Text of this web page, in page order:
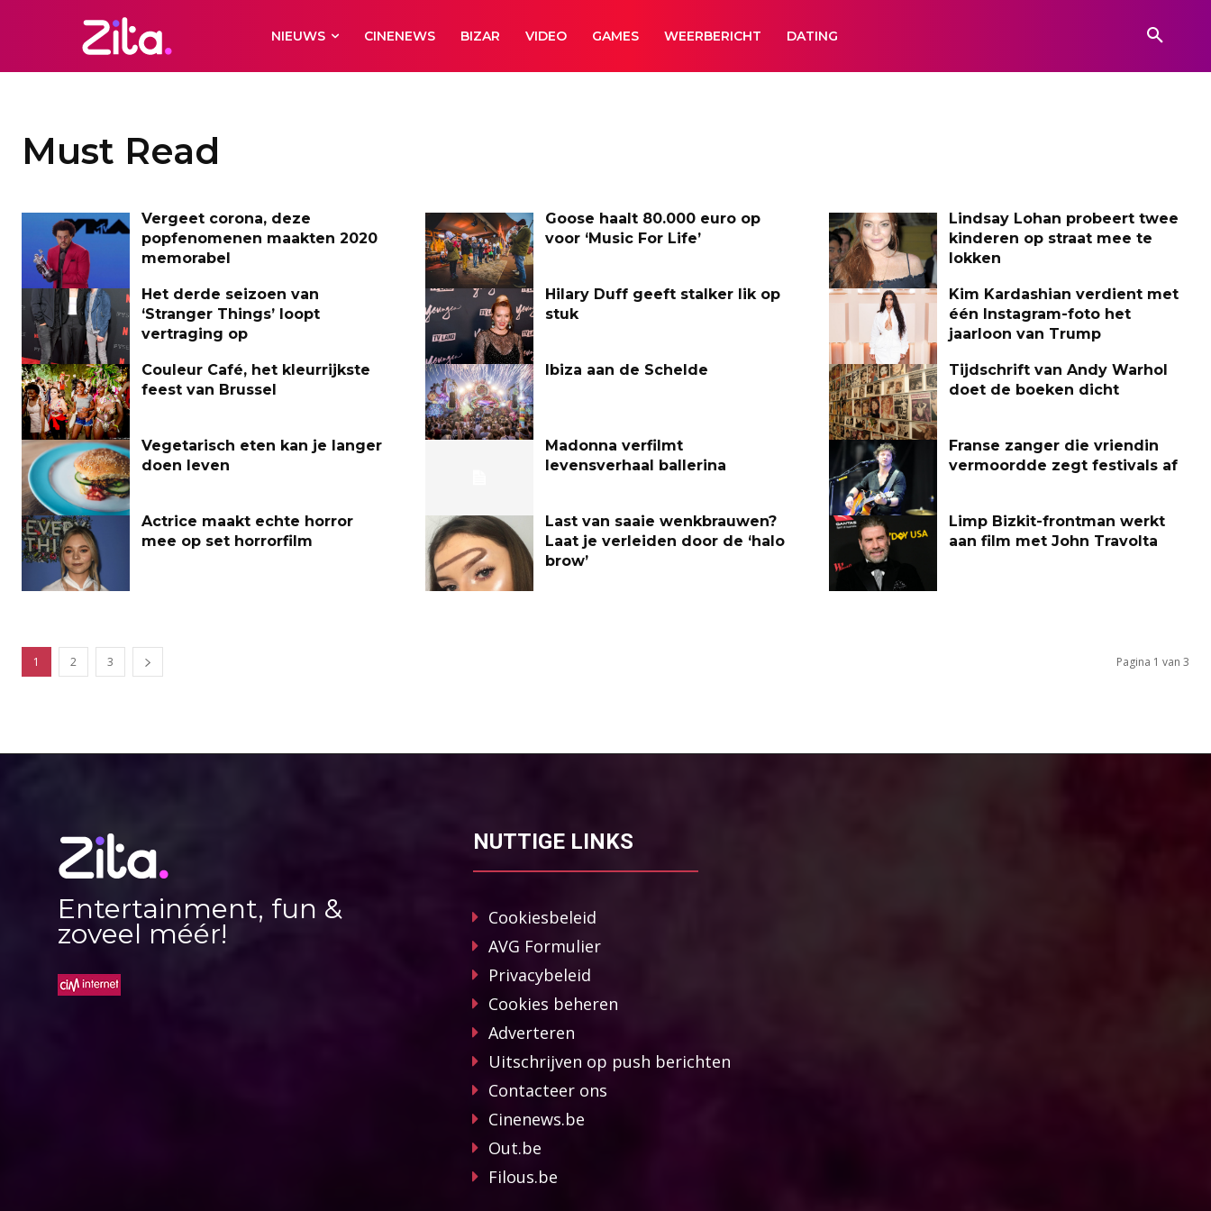
NIEUWS CINENEWS BIZAR VIDEO GAMES WEERBERICHT DATING
Must Read
Vergeet corona, deze
popfenomenen maakten 2020
memorabel
Goose haalt 80.000 euro op
voor ‘Music For Life’
Lindsay Lohan probeert twee
kinderen op straat mee te
lokken
Het derde seizoen van
‘Stranger Things’ loopt
vertraging op
Hilary Duff geeft stalker lik op
stuk
Kim Kardashian verdient met
één Instagram-foto het
jaarloon van Trump
Couleur Café, het kleurrijkste
feest van Brussel
Ibiza aan de Schelde
Tijdschrift van Andy Warhol
doet de boeken dicht
Vegetarisch eten kan je langer
doen leven
Madonna verfilmt
levensverhaal ballerina
Franse zanger die vriendin
vermoordde zegt festivals af
Actrice maakt echte horror
mee op set horrorfilm
Last van saaie wenkbrauwen?
Laat je verleiden door de ‘halo
brow’
Limp Bizkit-frontman werkt
aan film met John Travolta
1 2 3 Pagina 1 van 3
Entertainment, fun &
zoveel méér!
NUTTIGE LINKS
Cookiesbeleid
AVG Formulier
Privacybeleid
Cookies beheren
Adverteren
Uitschrijven op push berichten
Contacteer ons
Cinenews.be
Out.be
Filous.be